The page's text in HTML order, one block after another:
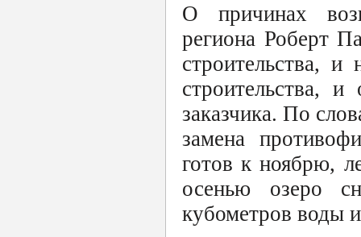
О причинах
региона Роберт
строительства,
строительства,
заказчика. По
замена
готов к ноябрю,
осенью озеро
кубометров воды